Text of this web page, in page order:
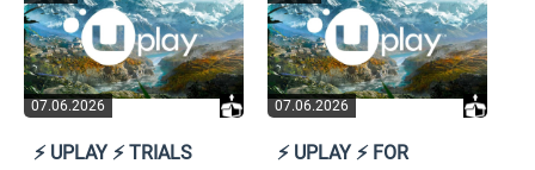
07.06.2026
⚡️ UPLAY ⚡️ TRIALS
07.06.2026
⚡️ UPLAY ⚡️ FOR